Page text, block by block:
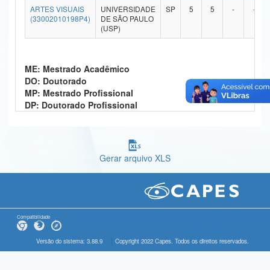
Ministério da Ciência, Tecnologia, Inovações e Comunicações
Ministério do Meio Ambiente
Ministério do Desenvolvimento Regional
Controladoria-Geral da União
Gabinete de Segurança Institucional
Advocacia-Geral da União
ARTES VISUAIS
(33002010198P4)
UNIVERSIDADE
DE SÃO PAULO
(USP)
SP 5 5 - -
ME: Mestrado Acadêmico
DO: Doutorado
MP: Mestrado Profissional
DP: Doutorado Profissional
Gerar arquivo XLS
Compatibilidade
Versão do sistema: 3.88.9 Copyright 2022 Capes. Todos os direitos reservados.